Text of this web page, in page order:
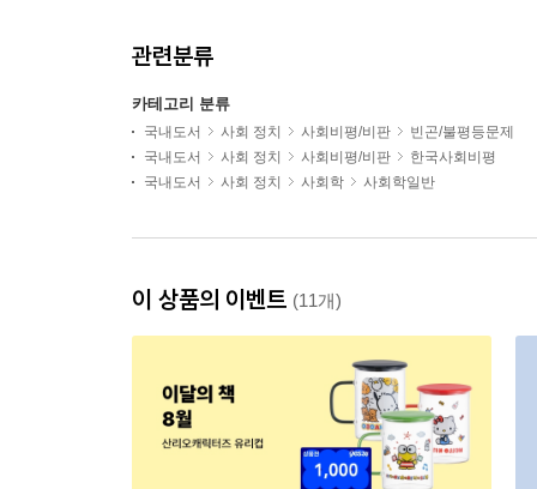
관련분류
카테고리 분류
국내도서 사회 정치 사회비평/비판
빈곤/불평등문제
국내도서
사회 정치 사회비평/비판
한국사회비평
국내도서
사회 정치 사회학 사회학일반
이 상품의 이벤트 (11개)